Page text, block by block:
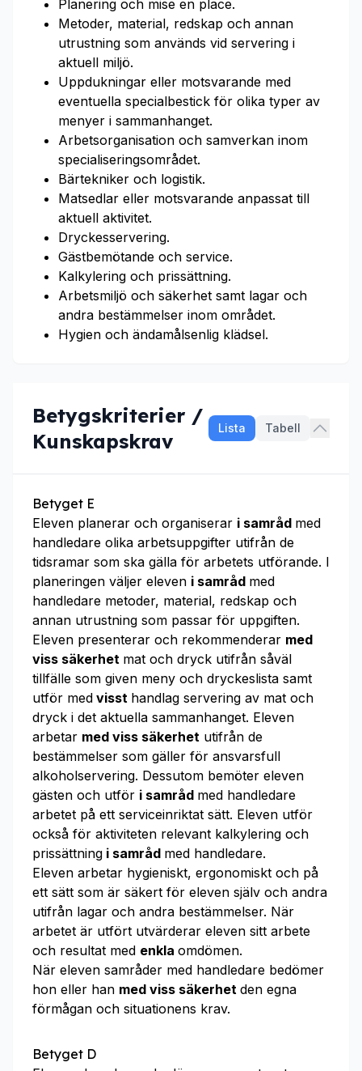
Planering och mise en place.
Metoder, material, redskap och annan
utrustning som används vid servering i
aktuell miljö.
Uppdukningar eller motsvarande med
eventuella specialbestick för olika typer av
menyer i sammanhanget.
Arbetsorganisation och samverkan inom
specialiseringsområdet.
Bärtekniker och logistik.
Matsedlar eller motsvarande anpassat till
aktuell aktivitet.
Dryckesservering.
Gästbemötande och service.
Kalkylering och prissättning.
Arbetsmiljö och säkerhet samt lagar och
andra bestämmelser inom området.
Hygien och ändamålsenlig klädsel.
Betygskriterier /
Kunskapskrav
Lista Tabell
Betyget E
Eleven planerar och organiserar i samråd med
handledare olika arbetsuppgifter utifrån de
tidsramar som ska gälla för arbetets utförande. I
planeringen väljer eleven i samråd med
handledare metoder, material, redskap och
annan utrustning som passar för uppgiften.
Eleven presenterar och rekommenderar med
viss säkerhet mat och dryck utifrån såväl
tillfälle som given meny och dryckeslista samt
utför med visst handlag servering av mat och
dryck i det aktuella sammanhanget. Eleven
arbetar med viss säkerhet utifrån de
bestämmelser som gäller för ansvarsfull
alkoholservering. Dessutom bemöter eleven
gästen och utför i samråd med handledare
arbetet på ett serviceinriktat sätt. Eleven utför
också för aktiviteten relevant kalkylering och
prissättning i samråd med handledare.
Eleven arbetar hygieniskt, ergonomiskt och på
ett sätt som är säkert för eleven själv och andra
utifrån lagar och andra bestämmelser. När
arbetet är utfört utvärderar eleven sitt arbete
och resultat med enkla omdömen.
När eleven samråder med handledare bedömer
hon eller han med viss säkerhet den egna
förmågan och situationens krav.
Betyget D